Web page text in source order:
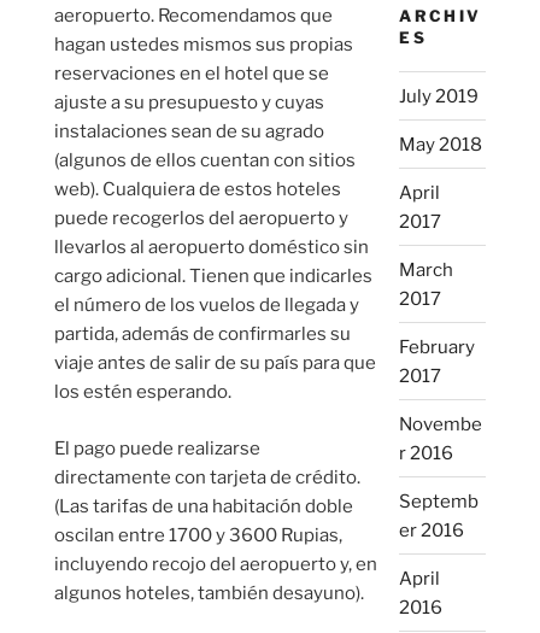
aeropuerto. Recomendamos que
hagan ustedes mismos sus propias
reservaciones en el hotel que se
ajuste a su presupuesto y cuyas
instalaciones sean de su agrado
(algunos de ellos cuentan con sitios
web). Cualquiera de estos hoteles
puede recogerlos del aeropuerto y
llevarlos al aeropuerto doméstico sin
cargo adicional. Tienen que indicarles
el número de los vuelos de llegada y
partida, además de confirmarles su
viaje antes de salir de su país para que
los estén esperando.
El pago puede realizarse
directamente con tarjeta de crédito.
(Las tarifas de una habitación doble
oscilan entre 1700 y 3600 Rupias,
incluyendo recojo del aeropuerto y, en
algunos hoteles, también desayuno).
ARCHIV
ES
July 2019
May 2018
April
2017
March
2017
February
2017
Novembe
r 2016
Septemb
er 2016
April
2016